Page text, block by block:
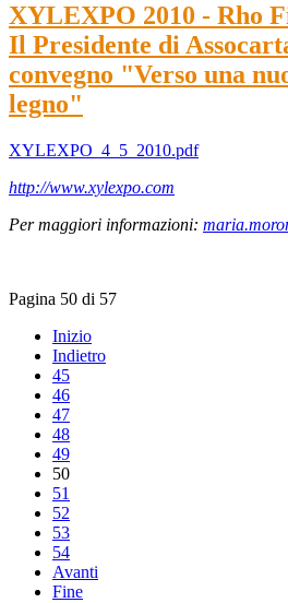
XYLEXPO 2010 - Rho
Il Presidente di
convegno "Verso una
legno"
XYLEXPO_4_5_2010.pdf
http://www.xylexpo.com
Per maggiori informazioni:
Pagina 50 di 57
Inizio
Indietro
45
46
47
48
49
50
51
52
53
54
Avanti
Fine